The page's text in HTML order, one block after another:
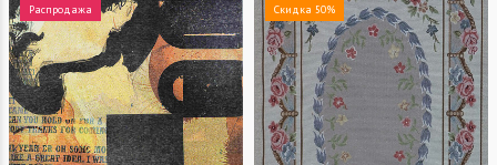
Распродажа Скидка 50%